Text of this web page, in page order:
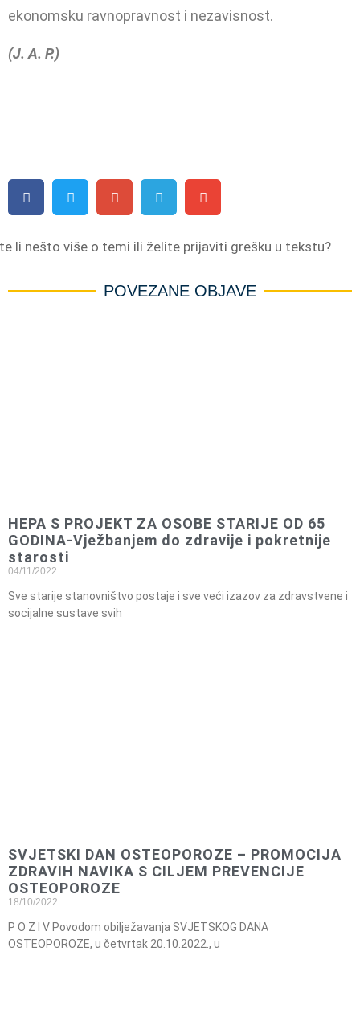
ekonom­sku ravnopravnost i nezavisnost.
(J. A. P.)
li nešto više o temi ili želite prijaviti grešku u tekstu?
POVEZANE OBJAVE
HEPA S PROJEKT ZA OSOBE STARIJE OD 65
GODINA-Vježbanjem do zdravije i pokretnije
starosti
04/11/2022
Sve starije stanovništvo postaje i sve veći izazov za zdravstvene i
socijalne sustave svih
SVJETSKI DAN OSTEOPOROZE – PROMOCIJA
ZDRAVIH NAVIKA S CILJEM PREVENCIJE
OSTEOPOROZE
18/10/2022
P O Z I V Povodom obilježavanja SVJETSKOG DANA
OSTEOPOROZE, u četvrtak 20.10.2022., u